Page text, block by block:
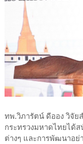
ทพ.วิภารัตน์ ดีออง วิจัย
กระทรวงมหาดไทยได้
ต่างๆ และการพัฒนาอย่